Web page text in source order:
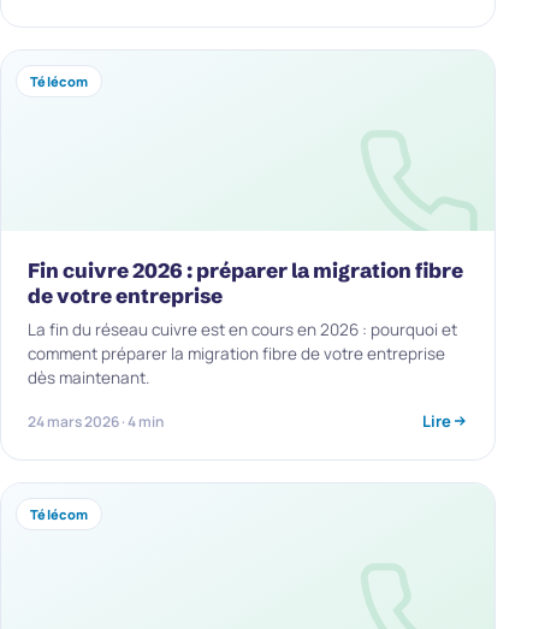
Télécom
Fin cuivre 2026 : préparer la migration fibre
de votre entreprise
La fin du réseau cuivre est en cours en 2026 : pourquoi et
comment préparer la migration fibre de votre entreprise
dès maintenant.
24 mars 2026 · 4 min Lire
Télécom